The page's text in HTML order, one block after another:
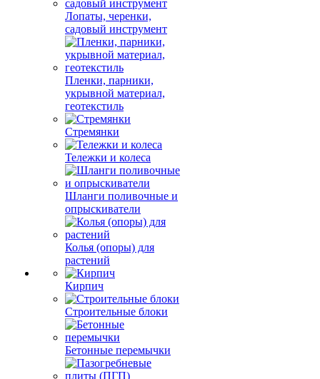
Лопаты, черенки,
садовый инструмент
Пленки, парники,
укрывной материал,
геотекстиль
Стремянки
Тележки и колеса
Шланги поливочные и
опрыскиватели
Колья (опоры) для
растений
Кирпич
Строительные блоки
Бетонные перемычки